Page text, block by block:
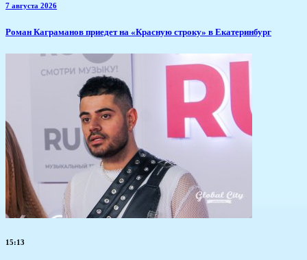
7 августа 2026
​Роман Каграманов приедет на «Красную строку» в Екатеринбург
15:13